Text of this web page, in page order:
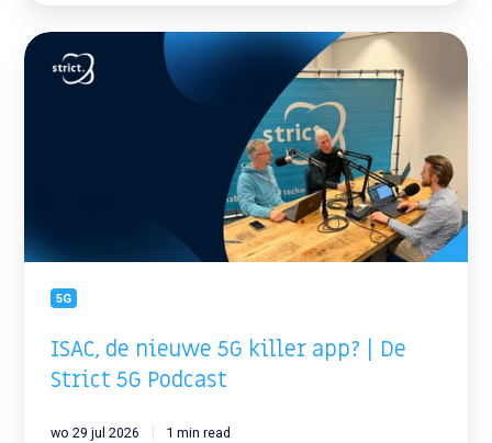
ISAC,
nieuwe
5G
5G
ISAC, de nieuwe 5G killer app? | De
Strict 5G Podcast
wo 29 jul 2026 1 min read